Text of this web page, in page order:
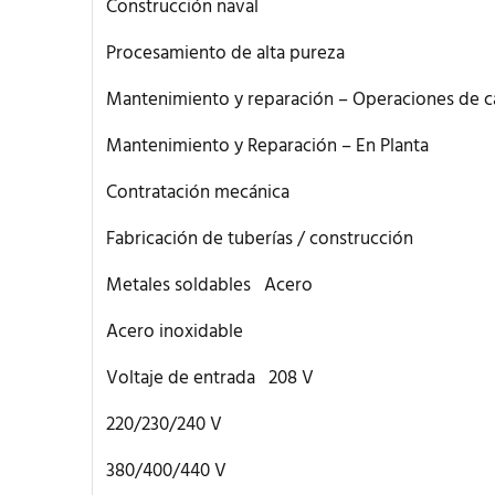
Construcción naval
Procesamiento de alta pureza
Mantenimiento y reparación – Operaciones de
Mantenimiento y Reparación – En Planta
Contratación mecánica
Fabricación de tuberías / construcción
Metales soldables Acero
Acero inoxidable
Voltaje de entrada 208 V
220/230/240 V
380/400/440 V